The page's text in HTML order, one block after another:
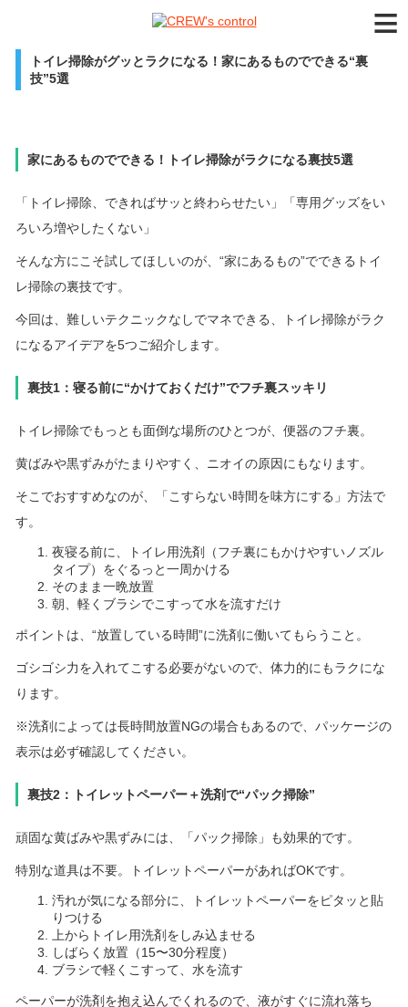
≡
トイレ掃除がグッとラクになる！家にあるものでできる“裏
技”5選
家にあるものでできる！トイレ掃除がラクになる裏技5選
「トイレ掃除、できればサッと終わらせたい」「専用グッズをい
ろいろ増やしたくない」
そんな方にこそ試してほしいのが、“家にあるもの”でできるトイ
レ掃除の裏技です。
今回は、難しいテクニックなしでマネできる、トイレ掃除がラク
になるアイデアを5つご紹介します。
裏技1：寝る前に“かけておくだけ”でフチ裏スッキリ
トイレ掃除でもっとも面倒な場所のひとつが、便器のフチ裏。
黄ばみや黒ずみがたまりやすく、ニオイの原因にもなります。
そこでおすすめなのが、「こすらない時間を味方にする」方法で
す。
夜寝る前に、トイレ用洗剤（フチ裏にもかけやすいノズル
タイプ）をぐるっと一周かける
そのまま一晩放置
朝、軽くブラシでこすって水を流すだけ
ポイントは、“放置している時間”に洗剤に働いてもらうこと。
ゴシゴシ力を入れてこする必要がないので、体力的にもラクにな
ります。
※洗剤によっては長時間放置NGの場合もあるので、パッケージの
表示は必ず確認してください。
裏技2：トイレットペーパー＋洗剤で“パック掃除”
頑固な黄ばみや黒ずみには、「パック掃除」も効果的です。
特別な道具は不要。トイレットペーパーがあればOKです。
汚れが気になる部分に、トイレットペーパーをピタッと貼
りつける
上からトイレ用洗剤をしみ込ませる
しばらく放置（15〜30分程度）
ブラシで軽くこすって、水を流す
ペーパーが洗剤を抱え込んでくれるので、液がすぐに流れ落ち